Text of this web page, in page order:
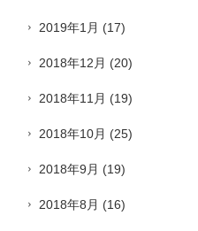
2019年1月 (17)
2018年12月 (20)
2018年11月 (19)
2018年10月 (25)
2018年9月 (19)
2018年8月 (16)